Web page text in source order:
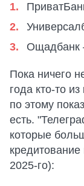
Ощадбанк
Пока ничего
года кто-то
по этому
есть.
которые
кредитование
2025-го):